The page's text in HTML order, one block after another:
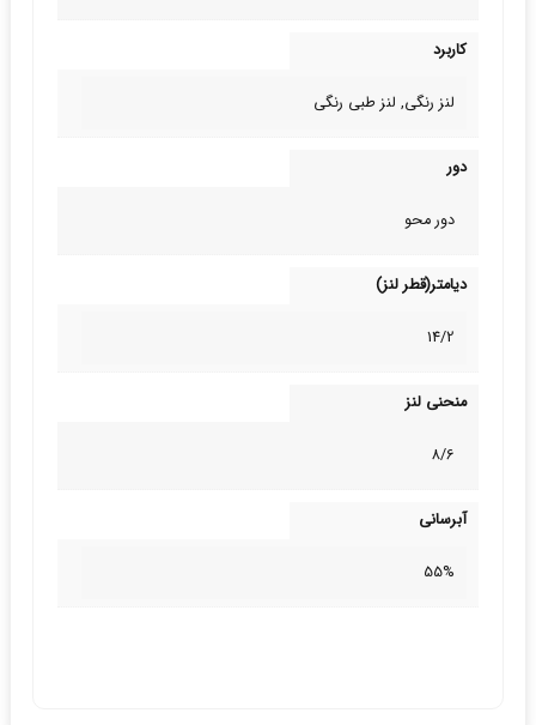
کاربرد
لنز رنگی, لنز طبی‌ رنگی
دور
دور محو
دیامتر(قطر لنز)
14/2
منحنی لنز
8/6
آبرسانی
55%